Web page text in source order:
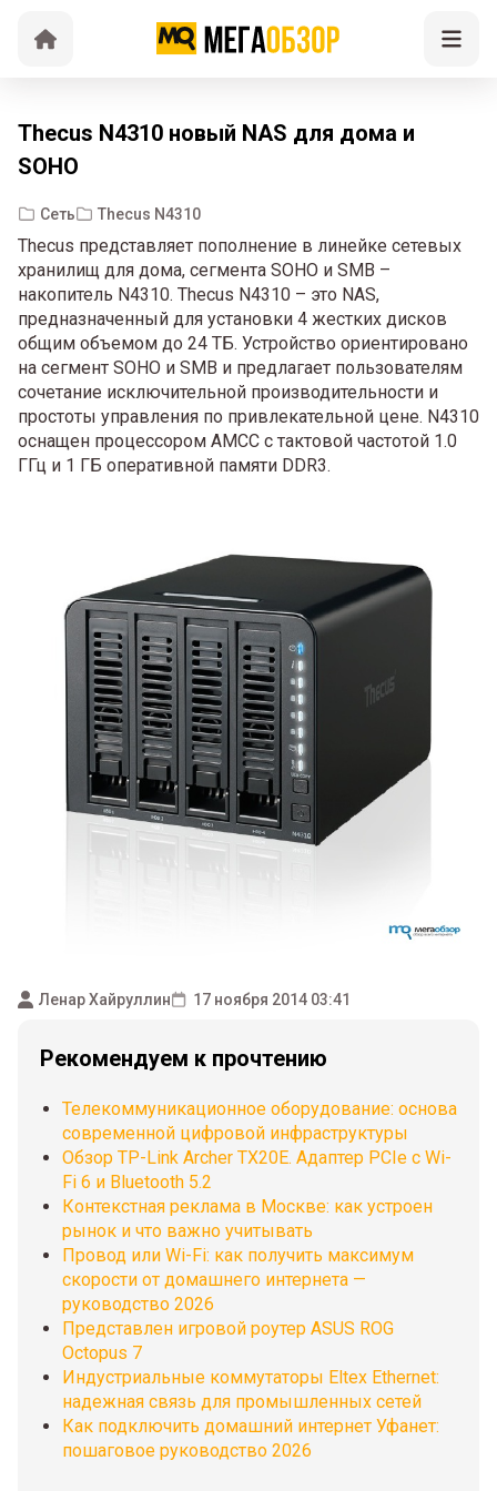
Thecus N4310 новый NAS для дома и
SOHO
Сеть Thecus N4310
Thecus представляет пополнение в линейке сетевых
хранилищ для дома, сегмента SOHO и SMB –
накопитель N4310. Thecus N4310 – это NAS,
предназначенный для установки 4 жестких дисков
общим объемом до 24 ТБ. Устройство ориентировано
на сегмент SOHO и SMB и предлагает пользователям
сочетание исключительной производительности и
простоты управления по привлекательной цене. N4310
оснащен процессором AMCC с тактовой частотой 1.0
ГГц и 1 ГБ оперативной памяти DDR3.
Ленар Хайруллин 17 ноября 2014 03:41
Рекомендуем к прочтению
Телекоммуникационное оборудование: основа
современной цифровой инфраструктуры
Обзор TP-Link Archer TX20E. Адаптер PCIe с Wi-
Fi 6 и Bluetooth 5.2
Контекстная реклама в Москве: как устроен
рынок и что важно учитывать
Провод или Wi-Fi: как получить максимум
скорости от домашнего интернета —
руководство 2026
Представлен игровой роутер ASUS ROG
Octopus 7
Индустриальные коммутаторы Eltex Ethernet:
надежная связь для промышленных сетей
Как подключить домашний интернет Уфанет:
пошаговое руководство 2026